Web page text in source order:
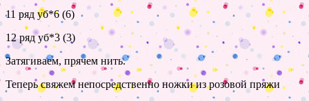
11 ряд уб*6 (6)
12 ряд уб*3 (3)
Затягиваем, прячем нить.
Теперь свяжем непосредственно ножки из розовой пряжи